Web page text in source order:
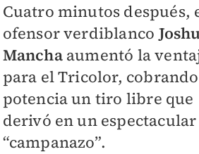
Cuatro minutos después,
ofensor verdiblanco
Mancha aumentó la
para el Tricolor,
potencia un tiro libre que
derivó en un
“campanazo”.